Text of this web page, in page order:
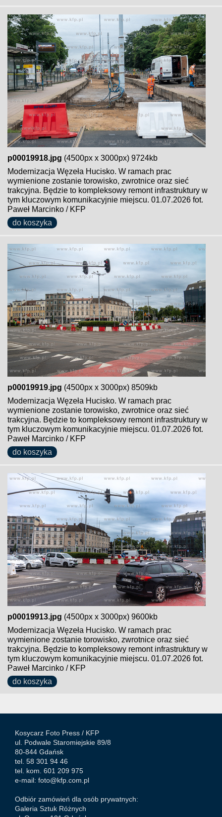
p00019918.jpg (4500px x 3000px) 9724kb
Modernizacja Węzeła Hucisko. W ramach prac
wymienione zostanie torowisko, zwrotnice oraz sieć
trakcyjna. Będzie to kompleksowy remont infrastruktury w
tym kluczowym komunikacyjnie miejscu. 01.07.2026 fot.
Paweł Marcinko / KFP
do koszyka
p00019919.jpg (4500px x 3000px) 8509kb
Modernizacja Węzeła Hucisko. W ramach prac
wymienione zostanie torowisko, zwrotnice oraz sieć
trakcyjna. Będzie to kompleksowy remont infrastruktury w
tym kluczowym komunikacyjnie miejscu. 01.07.2026 fot.
Paweł Marcinko / KFP
do koszyka
p00019913.jpg (4500px x 3000px) 9600kb
Modernizacja Węzeła Hucisko. W ramach prac
wymienione zostanie torowisko, zwrotnice oraz sieć
trakcyjna. Będzie to kompleksowy remont infrastruktury w
tym kluczowym komunikacyjnie miejscu. 01.07.2026 fot.
Paweł Marcinko / KFP
do koszyka
Kosycarz Foto Press / KFP
ul. Podwale Staromiejskie 89/8
80-844 Gdańsk
tel. 58 301 94 46
tel. kom. 601 209 975
e-mail: foto@kfp.com.pl
Odbiór zamówień dla osób prywatnych:
Galeria Sztuk Różnych